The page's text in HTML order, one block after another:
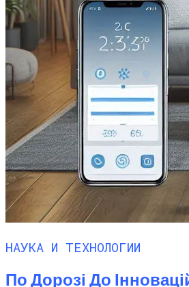
НАУКА И ТЕХНОЛОГИИ
По Дорозі До